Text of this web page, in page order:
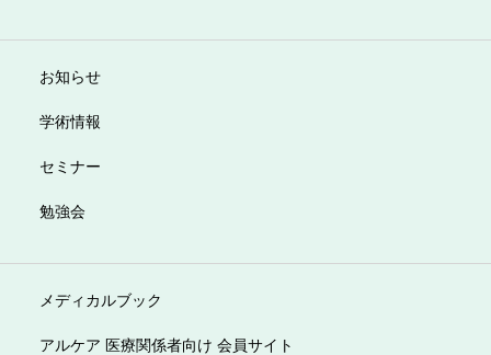
お知らせ
学術情報
セミナー
勉強会
メディカルブック
アルケア 医療関係者向け 会員サイト